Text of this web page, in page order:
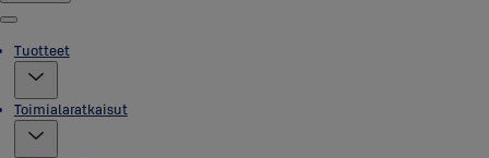
Menu
Tuotteet
Toimialaratkaisut